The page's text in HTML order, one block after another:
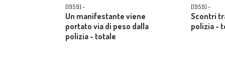
[1959] -
Un manifestante viene
portato via di peso dalla
polizia - totale
[1959] -
Scontri
polizia -